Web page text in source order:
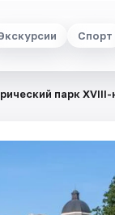
Спорт
парк XVIII-